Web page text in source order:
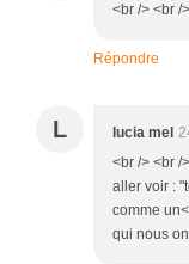
<br /> <br /
Répondre
L lucia mel
<br /> <br /
aller voir :
comme
qui nous